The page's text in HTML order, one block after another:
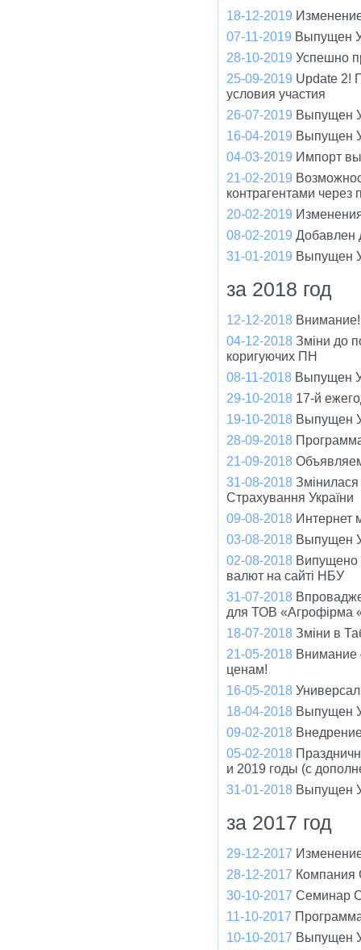
18-12-2019
07-11-2019 Выпущен
28-10-2019 Успешно
25-09-2019 Update 2!
условия участия
26-07-2019 Выпущен
16-04-2019 Выпущен
04-03-2019 Импорт
21-02-2019
контрагентами через
20-02-2019
08-02-2019 Добавлен
31-01-2019 Выпущен
за 2018 год
12-12-2018 Внимание!
04-12-2018 Зміни до
коригуючих ПН
08-11-2018 Выпущен
29-10-2018 17-й
19-10-2018 Выпущен
28-09-2018
21-09-2018
31-08-2018
Страхування України
09-08-2018 Интернет
03-08-2018 Выпущен
02-08-2018 Випущено
валют на сайті НБУ
31-07-2018
для ТОВ «Агрофірма
18-07-2018 Зміни в
21-05-2018 Внимание
ценам!
16-05-2018
18-04-2018 Выпущен
09-02-2018
05-02-2018
и 2019 годы (с
31-01-2018 Выпущен
за 2017 год
29-12-2017
28-12-2017 Компания
30-10-2017 Cеминар
11-10-2017
10-10-2017 Выпущен